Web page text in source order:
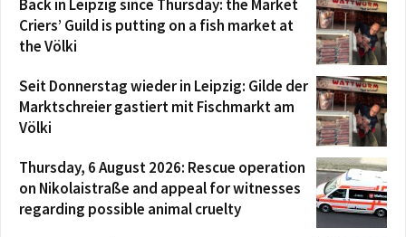
Back in Leipzig since Thursday: the Market
Criers’ Guild is putting on a fish market at
the Völki
Seit Donnerstag wieder in Leipzig: Gilde der
Marktschreier gastiert mit Fischmarkt am
Völki
Thursday, 6 August 2026: Rescue operation
on Nikolaistraße and appeal for witnesses
regarding possible animal cruelty